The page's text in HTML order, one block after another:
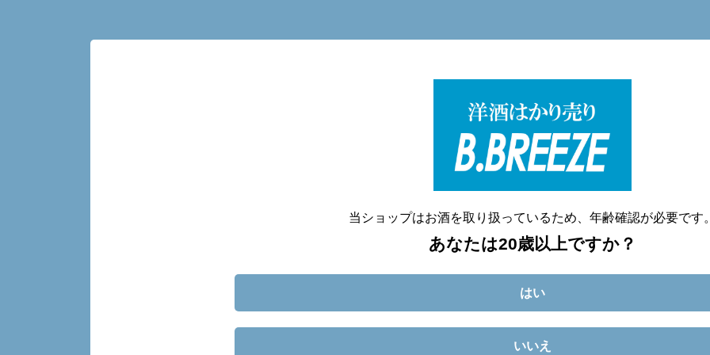
当ショップはお酒を取り扱っているため、年齢確認が必要です
あなたは20歳以上ですか？
はい
いいえ
洋酒量り売り専門店
20歳未満へのお酒の販売は致しません。